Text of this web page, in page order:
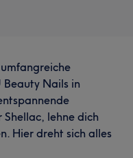
Nails in
lehne dich
Hier dreht sich alles